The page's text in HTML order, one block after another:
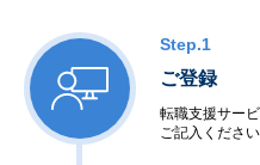
Step.1
ご登録
転職支援サー
ご記入ください